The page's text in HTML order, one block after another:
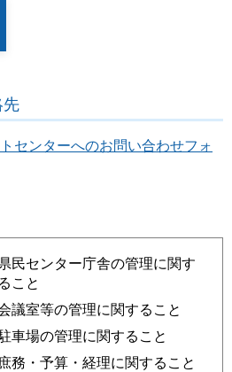
先
センターへのお問い合わせフォ
民センター庁舎の管理に関す
ること
議室等の管理に関すること
車場の管理に関すること
庶務・予算・経理に関すること